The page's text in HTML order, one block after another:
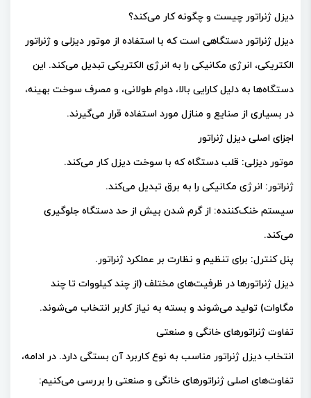
دیزل ژنراتور چیست و چگونه کار می‌کند؟
دیزل ژنراتور دستگاهی است که با استفاده از موتور دیزلی و ژنراتور
الکتریکی، انرژی مکانیکی را به انرژی الکتریکی تبدیل می‌کند. این
دستگاه‌ها به دلیل کارایی بالا، دوام طولانی، و مصرف سوخت بهینه،
در بسیاری از صنایع و منازل مورد استفاده قرار می‌گیرند.
اجزای اصلی دیزل ژنراتور
موتور دیزلی: قلب دستگاه که با سوخت دیزل کار می‌کند.
ژنراتور: انرژی مکانیکی را به برق تبدیل می‌کند.
سیستم خنک‌کننده: از گرم شدن بیش از حد دستگاه جلوگیری
می‌کند.
پنل کنترل: برای تنظیم و نظارت بر عملکرد ژنراتور.
دیزل ژنراتورها در ظرفیت‌های مختلف (از چند کیلووات تا چند
مگاوات) تولید می‌شوند و بسته به نیاز کاربر انتخاب می‌شوند.
تفاوت ژنراتورهای خانگی و صنعتی
انتخاب دیزل ژنراتور مناسب به نوع کاربرد آن بستگی دارد. در ادامه،
تفاوت‌های اصلی ژنراتورهای خانگی و صنعتی را بررسی می‌کنیم: